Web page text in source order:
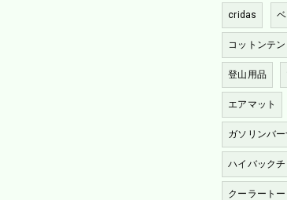
cridas
コットンテン
登山用品
エアマット
ガソリンバ
ハイバック
クーラートー